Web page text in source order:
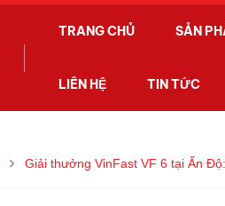
TRANG CHỦ SẢN
LIÊN HỆ TIN TỨC
Giải thưởng VinFast VF 6 tại Ấn